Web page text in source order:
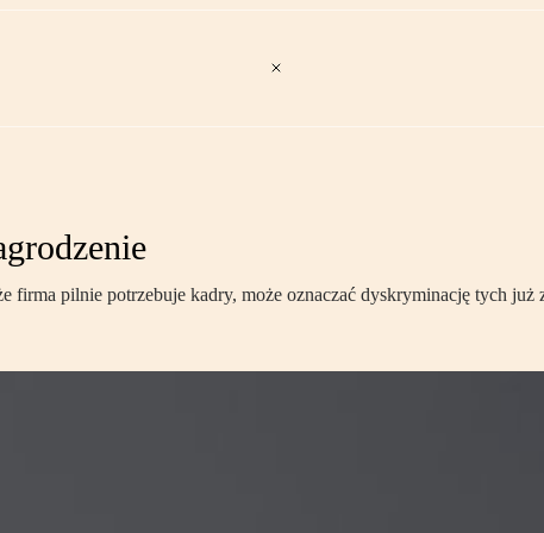
pilnie potrzebuje kadry, może oznaczać dyskryminację tych już